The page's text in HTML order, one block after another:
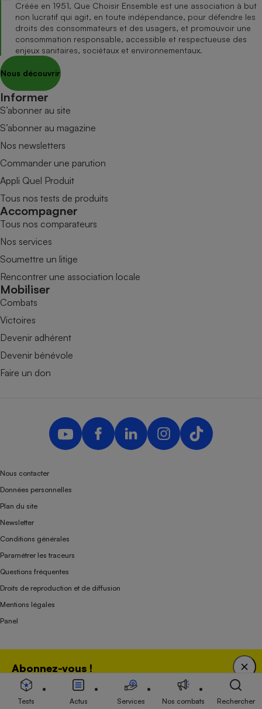
Abonnez-vous !
Bénéficiez d'une expertise unique tout en soutenant
une association 100 % indépendante de l'Etat, des
Créée en 1951, Que Choisir Ensemble est une association à but
non lucratif qui agit, en toute indépendance, pour défendre les
droits des consommateurs et des usagers, et promouvoir une
consommation responsable, accessible et respectueuse des
enjeux sanitaires, sociétaux et environnementaux.
Nous découvrir
Informer
S’abonner au site
S’abonner au magazine
Nos newsletters
Commander une parution
Appli Quel Produit
Tous nos tests de produits
Accompagner
Tous nos comparateurs
Nos services
Soumettre un litige
Rencontrer une association locale
Mobiliser
Combats
Victoires
Devenir adhérent
Devenir bénévole
Faire un don
Nous contacter
Données personnelles
Plan du site
Newsletter
Conditions générales
Paramétrer les traceurs
Questions fréquentes
Droits de reproduction et de diffusion
Mentions légales
Panel
Association indépendante de l’État, des syndicats, des producteurs et des
distributeurs depuis 1951.
Tests Actus Services Nos combats Rechercher